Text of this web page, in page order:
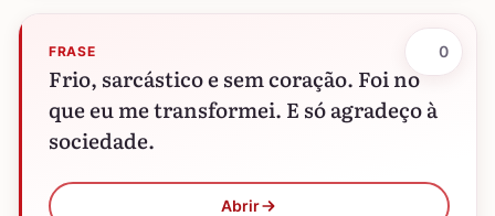
FRASE
Frio, sarcástico e sem coração. Foi no
que eu me transformei. E só agradeço à
sociedade.
Abrir
0